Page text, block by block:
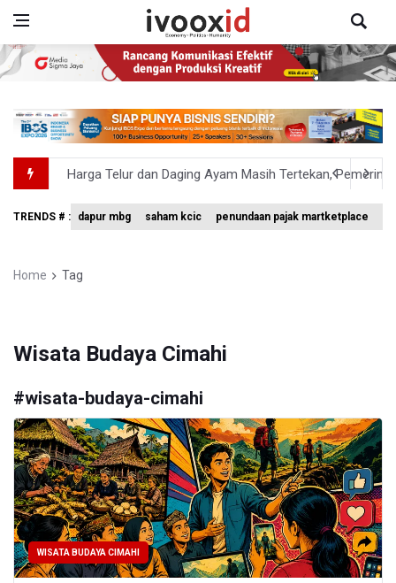
Harga Telur dan Daging Ayam Masih Tertekan,
4 Barang Ini Ternyata Beratnya Gak Sampai 300 Gram,
DPR Pastikan Tak Ada Surpres Pergantian Kapolri
TRENDS # : dapur mbg saham kcic penundaan pajak martketplace
Home Tag
Wisata Budaya Cimahi
#wisata-budaya-cimahi
WISATA BUDAYA CIMAHI